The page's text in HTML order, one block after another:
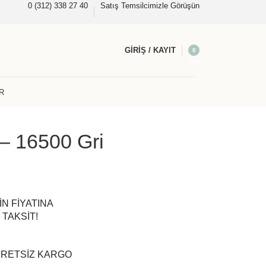
0 (312) 338 27 40 Satış Temsilcimizle Görüşün
GIRIŞ / KAYIT
0
16500 Gri
FİYATINA
TAKSİT!
KARGO